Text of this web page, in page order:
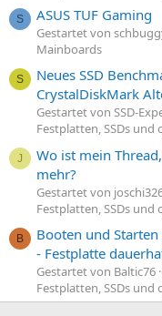
S ASUS TUF Gaming
Gestartet von
Mainboards
S
Neues SSD
CrystalDiskMark
Gestartet von SSD-
Festplatten, SSDs und
J
Wo ist mein
mehr?
Gestartet von
Festplatten, SSDs und
B
Booten und
- Festplatte
Gestartet von Baltic76
Festplatten, SSDs und